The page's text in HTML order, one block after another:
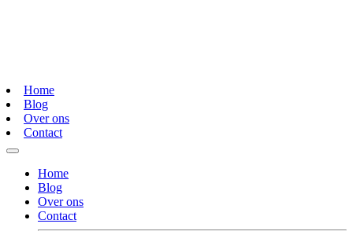
Home
Blog
Over ons
Contact
Home
Blog
Over ons
Contact